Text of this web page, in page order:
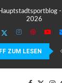
2026
ZUM LESEN
– LEICHT,